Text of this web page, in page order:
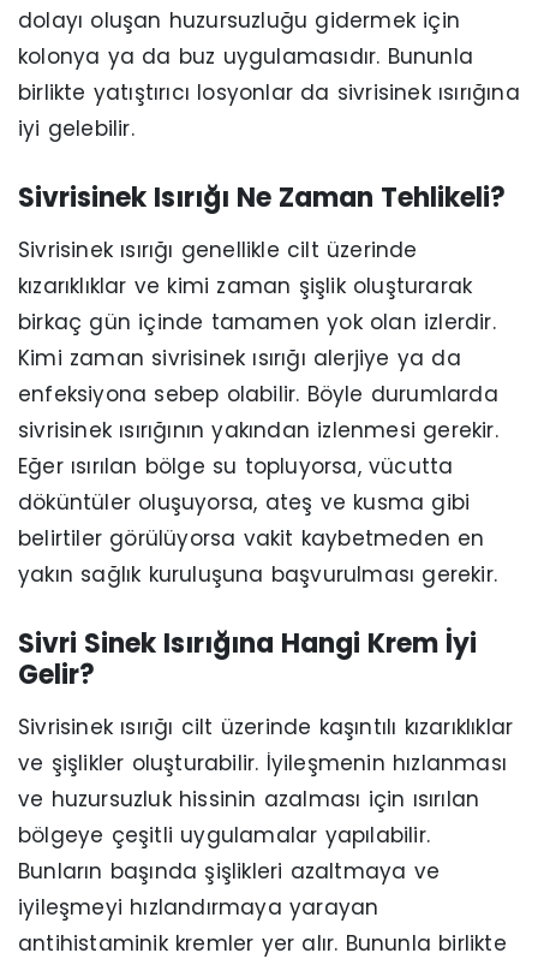
dolayı oluşan huzursuzluğu gidermek için
kolonya ya da buz uygulamasıdır. Bununla
birlikte yatıştırıcı losyonlar da sivrisinek ısırığına
iyi gelebilir.
Sivrisinek Isırığı Ne Zaman Tehlikeli?
Sivrisinek ısırığı genellikle cilt üzerinde
kızarıklıklar ve kimi zaman şişlik oluşturarak
birkaç gün içinde tamamen yok olan izlerdir.
Kimi zaman sivrisinek ısırığı alerjiye ya da
enfeksiyona sebep olabilir. Böyle durumlarda
sivrisinek ısırığının yakından izlenmesi gerekir.
Eğer ısırılan bölge su topluyorsa, vücutta
döküntüler oluşuyorsa, ateş ve kusma gibi
belirtiler görülüyorsa vakit kaybetmeden en
yakın sağlık kuruluşuna başvurulması gerekir.
Sivri Sinek Isırığına Hangi Krem İyi
Gelir?
Sivrisinek ısırığı cilt üzerinde kaşıntılı kızarıklıklar
ve şişlikler oluşturabilir. İyileşmenin hızlanması
ve huzursuzluk hissinin azalması için ısırılan
bölgeye çeşitli uygulamalar yapılabilir.
Bunların başında şişlikleri azaltmaya ve
iyileşmeyi hızlandırmaya yarayan
antihistaminik kremler yer alır. Bununla birlikte